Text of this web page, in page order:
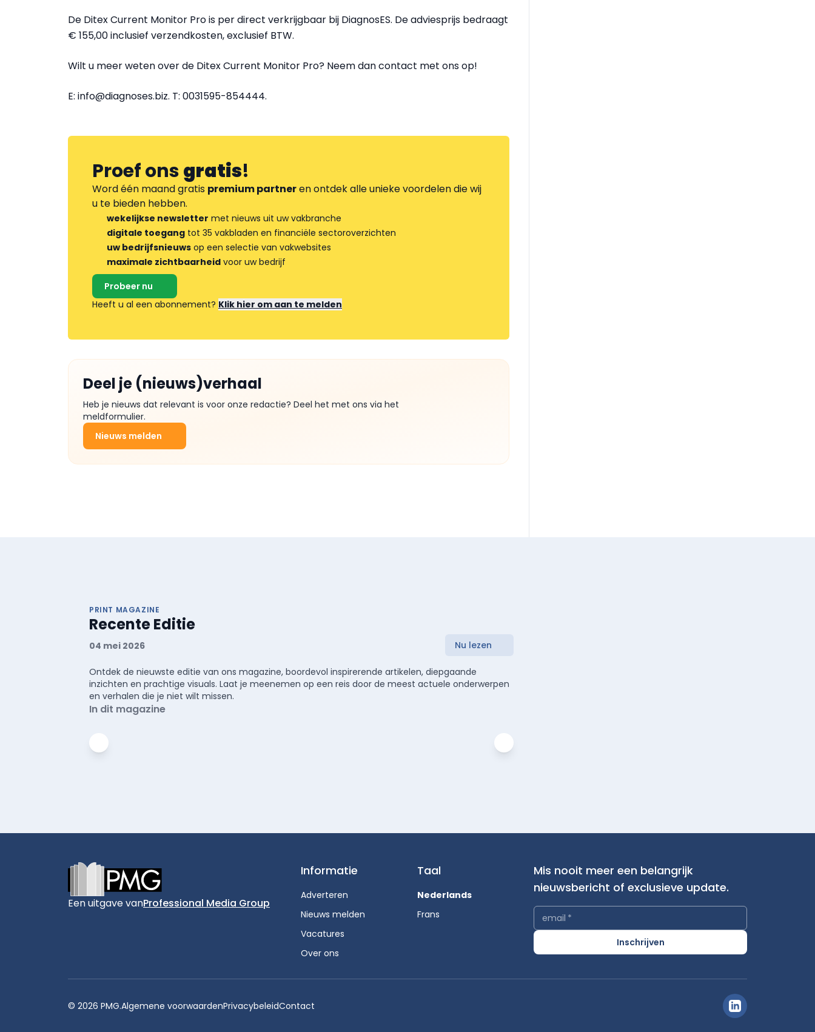
De Ditex Current Monitor Pro is per direct verkrijgbaar bij DiagnosES. De adviesprijs bedraagt
€ 155,00 inclusief verzendkosten, exclusief BTW.
Wilt u meer weten over de Ditex Current Monitor Pro? Neem dan contact met ons op!
E: info@diagnoses.biz. T: 0031595-854444.
Proef onsgratis!
Word één maand gratis premium partneren ontdek alle unieke voordelen die wij
u te bieden hebben.
wekelijkse newsletter met nieuws uit uw vakbranche
digitale toegang tot 35 vakbladen en financiële sectoroverzichten
uw bedrijfsnieuws op een selectie van vakwebsites
maximale zichtbaarheid voor uw bedrijf
Probeer nu
Heeft u al een abonnement? Klik hier om aan te melden
Deel je (nieuws)verhaal
Heb je nieuws dat relevant is voor onze redactie? Deel het met ons via het
meldformulier.
Nieuws melden
PRINT MAGAZINE
Recente Editie
04 mei 2026 Nu lezen
Ontdek de nieuwste editie van ons magazine, boordevol inspirerende artikelen, diepgaande
inzichten en prachtige visuals. Laat je meenemen op een reis door de meest actuele onderwerpen
en verhalen die je niet wilt missen.
In dit magazine
Een uitgave vanProfessional Media Group
Informatie
Adverteren
Nieuws melden
Vacatures
Over ons
Taal
Nederlands
Frans
Mis nooit meer een belangrijk
nieuwsbericht of exclusieve update.
email *
Inschrijven
© 2026 PMG.Algemene voorwaardenPrivacybeleidContact